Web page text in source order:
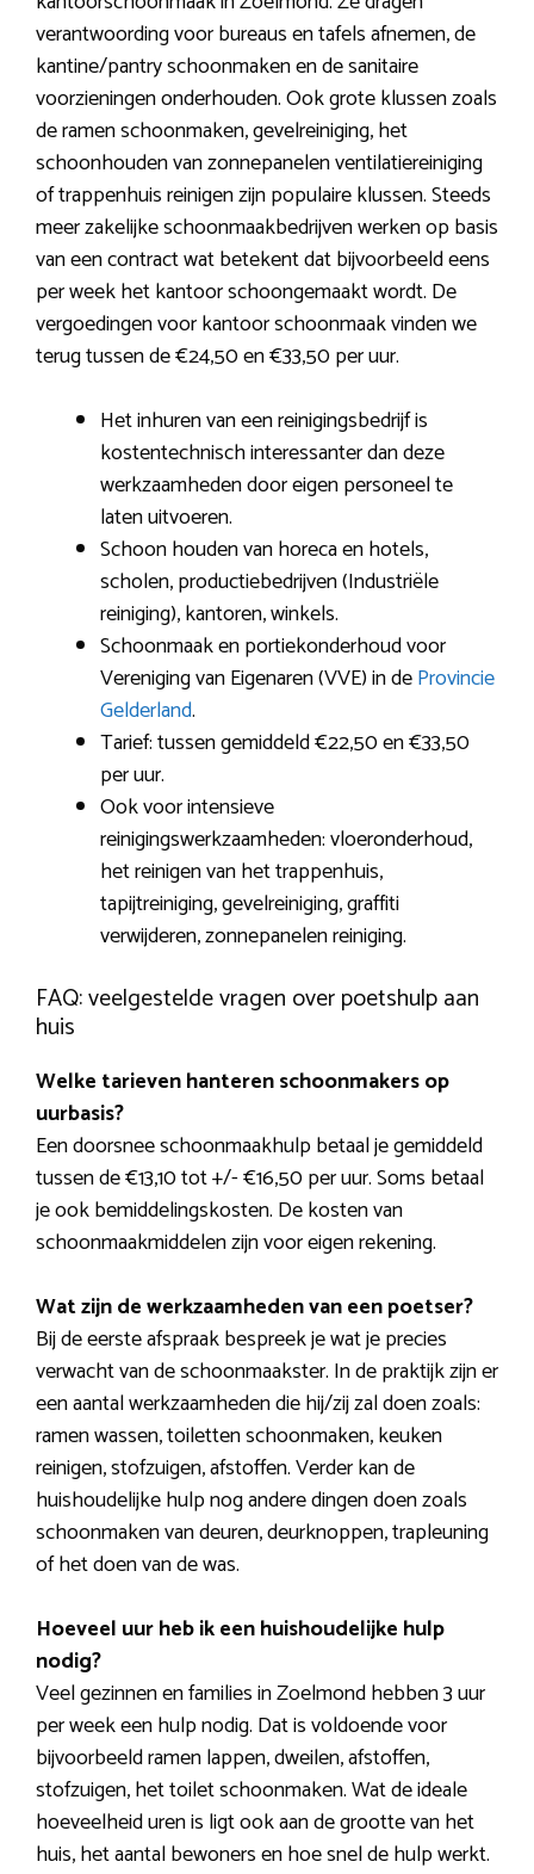
verantwoording voor bureaus en tafels afnemen, de
kantine/pantry schoonmaken en de sanitaire
voorzieningen onderhouden. Ook grote klussen zoals
de ramen schoonmaken, gevelreiniging, het
schoonhouden van zonnepanelen ventilatiereiniging
of trappenhuis reinigen zijn populaire klussen. Steeds
meer zakelijke schoonmaakbedrijven werken op basis
van een contract wat betekent dat bijvoorbeeld eens
per week het kantoor schoongemaakt wordt. De
vergoedingen voor kantoor schoonmaak vinden we
terug tussen de €24,50 en €33,50 per uur.
Het inhuren van een reinigingsbedrijf is
kostentechnisch interessanter dan deze
werkzaamheden door eigen personeel te
laten uitvoeren.
Schoon houden van horeca en hotels,
scholen, productiebedrijven (Industriële
reiniging), kantoren, winkels.
Schoonmaak en portiekonderhoud voor
Vereniging van Eigenaren (VVE) in deProvincie
Gelderland.
Tarief: tussen gemiddeld €22,50 en €33,50
per uur.
Ook voor intensieve
reinigingswerkzaamheden: vloeronderhoud,
het reinigen van het trappenhuis,
tapijtreiniging, gevelreiniging, graffiti
verwijderen, zonnepanelen reiniging.
FAQ: veelgestelde vragen over poetshulp aan
huis
Welke tarieven hanteren schoonmakers op
uurbasis?
Een doorsnee schoonmaakhulp betaal je gemiddeld
tussen de €13,10 tot +/- €16,50 per uur. Soms betaal
je ook bemiddelingskosten. De kosten van
schoonmaakmiddelen zijn voor eigen rekening.
Wat zijn de werkzaamheden van een poetser?
Bij de eerste afspraak bespreek je wat je precies
verwacht van de schoonmaakster. In de praktijk zijn er
een aantal werkzaamheden die hij/zij zal doen zoals:
ramen wassen, toiletten schoonmaken, keuken
reinigen, stofzuigen, afstoffen. Verder kan de
huishoudelijke hulp nog andere dingen doen zoals
schoonmaken van deuren, deurknoppen, trapleuning
of het doen van de was.
Hoeveel uur heb ik een huishoudelijke hulp
nodig?
Veel gezinnen en families in Zoelmond hebben 3 uur
per week een hulp nodig. Dat is voldoende voor
bijvoorbeeld ramen lappen, dweilen, afstoffen,
stofzuigen, het toilet schoonmaken. Wat de ideale
hoeveelheid uren is ligt ook aan de grootte van het
huis, het aantal bewoners en hoe snel de hulp werkt.